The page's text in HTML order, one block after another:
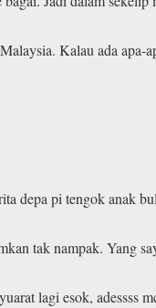
Kalau ada apa-
depa pi tengok anak
tak nampak. Yang
lagi esok, adessss